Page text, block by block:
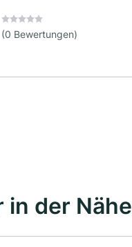
(0 Bewertungen)
in der Nähe